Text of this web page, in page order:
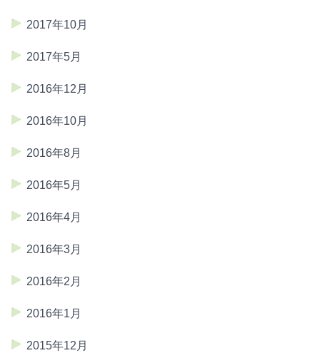
2017年10月
2017年5月
2016年12月
2016年10月
2016年8月
2016年5月
2016年4月
2016年3月
2016年2月
2016年1月
2015年12月